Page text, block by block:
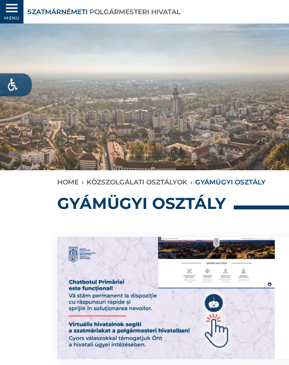
MENU
SZATMÁRNÉMETI POLGÁRMESTERI HIVATAL
HOME › KÖZSZOLGÁLATI OSZTÁLYOK › GYÁMÜGYI OSZTÁLY
GYÁMÜGYI OSZTÁLY